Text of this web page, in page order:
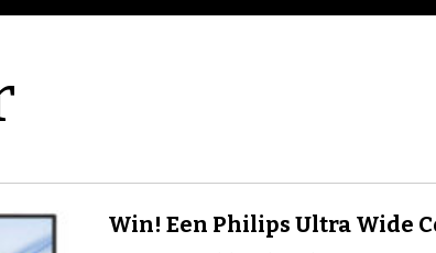
Win! Een Philips Ultra Wide